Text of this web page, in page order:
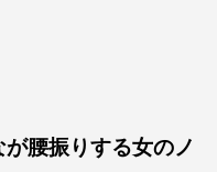
腰振りする女のノ